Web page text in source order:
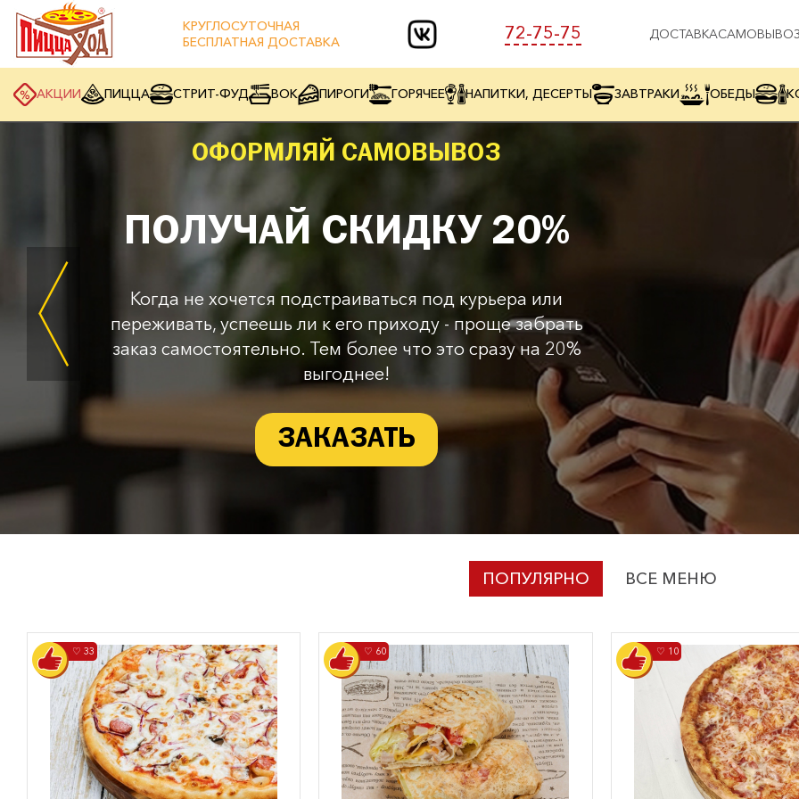
КРУГЛОСУТОЧНАЯ
БЕСПЛАТНАЯ ДОСТАВКА
72-75-75 ДОСТАВКА
АКЦИИ ПИЦЦА СТРИТ-ФУД ВОК ПИРОГИ ГОРЯЧЕЕ НАПИТКИ, ДЕСЕРТЫ ЗАВТРАКИ ОБЕДЫ
ОФОРМЛЯЙ САМОВЫВОЗ
ПОЛУЧАЙ СКИДКУ 20%
Когда не хочется подстраиваться под курьера или
переживать, успеешь ли к его приходу - проще забрать
заказ самостоятельно. Тем более что это сразу на 20%
выгоднее!
ЗАКАЗАТЬ
ПОПУЛЯРНО ВСЕ МЕНЮ
♡ 33 ♡ 60 ♡ 10